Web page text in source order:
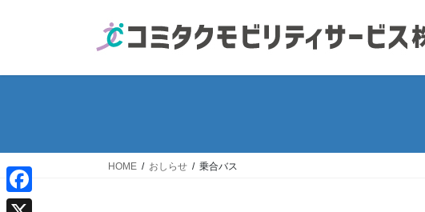
プ
動
HOME おしらせ 乗合バス
F